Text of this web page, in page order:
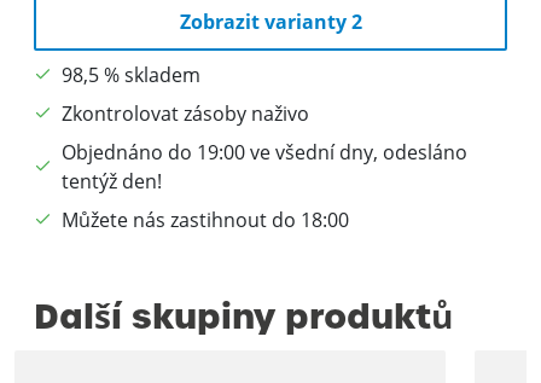
Zobrazit varianty 2
98,5 % skladem
Zkontrolovat zásoby naživo
Objednáno do 19:00 ve všední dny, odesláno
tentýž den!
Můžete nás zastihnout do 18:00
Další skupiny produktů